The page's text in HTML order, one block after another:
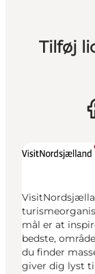
Tilføj
mål er at
bedste,
du finder
giver dig lyst